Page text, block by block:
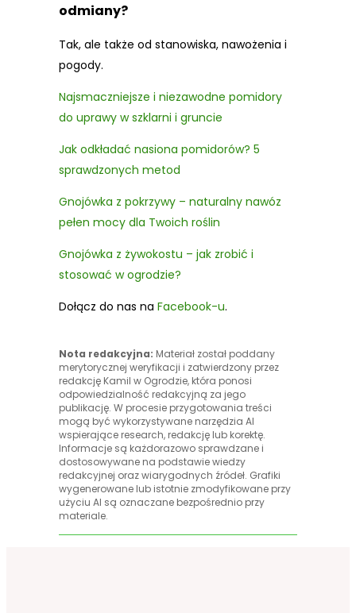
odmiany?
Tak, ale także od stanowiska, nawożenia i
pogody.
Najsmaczniejsze i niezawodne pomidory
do uprawy w szklarni i gruncie
Jak odkładać nasiona pomidorów? 5
sprawdzonych metod
Gnojówka z pokrzywy – naturalny nawóz
pełen mocy dla Twoich roślin
Gnojówka z żywokostu – jak zrobić i
stosować w ogrodzie?
Dołącz do nas na Facebook-u.
Nota redakcyjna: Materiał został poddany
merytorycznej weryfikacji i zatwierdzony przez
redakcję Kamil w Ogrodzie, która ponosi
odpowiedzialność redakcyjną za jego
publikację. W procesie przygotowania treści
mogą być wykorzystywane narzędzia AI
wspierające research, redakcję lub korektę.
Informacje są każdorazowo sprawdzane i
dostosowywane na podstawie wiedzy
redakcyjnej oraz wiarygodnych źródeł. Grafiki
wygenerowane lub istotnie zmodyfikowane przy
użyciu AI są oznaczane bezpośrednio przy
materiale.